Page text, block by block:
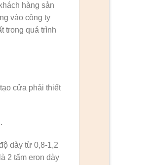
hàng sản
vào công ty
trong quá trình
cửa phải thiết
dày từ 0,8-1,2
2 tấm eron dày